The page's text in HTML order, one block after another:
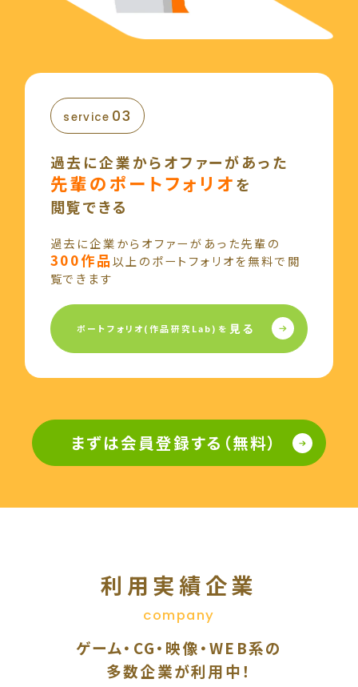
service03
過去に企業からオファーがあった
先輩のポートフォリオを
閲覧できる
過去に企業から オファーがあった先輩の
300作品以上のポートフォリオを無料で閲
覧できます
ポートフォリオ(作品研究Lab)を 見る
まずは会員登録する（無料）
利用実績企業
company
ゲーム・CG・映像・WEB系の
多数企業が利用中！